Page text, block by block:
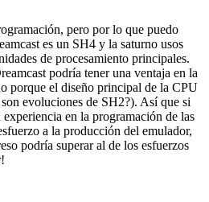
pero por lo que puedo
es un SH4 y la saturno usos
de procesamiento principales.
podría tener una ventaja en la
porque el diseño principal de la CPU
evoluciones de SH2?). Así que si
en la programación de las
a la producción del emulador,
podría superar al de los esfuerzos